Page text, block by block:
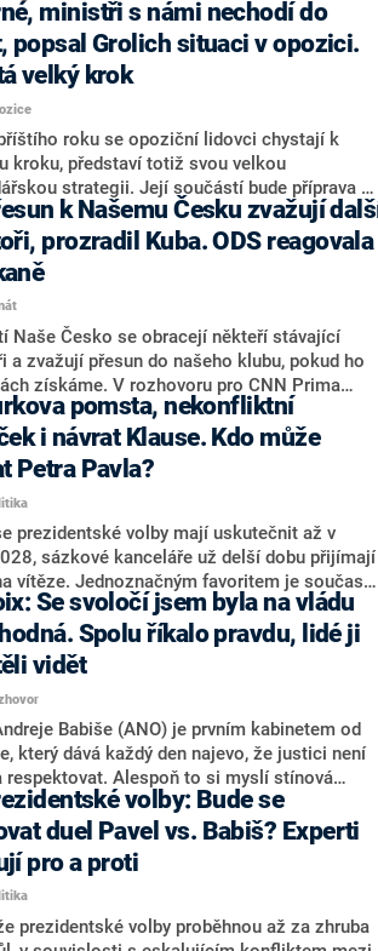
nový systém a my ho představíme,řekl
Jihočeského kraje a předseda hnutí Naše
Kuba v rozhovoru pro CNN Prima NEWS.
pak podle něj nemůže být člověk, který by
zájmů omezoval čerpání financí a rozvoj,
u Andreje Babiše ale hodnotit nechtěl.
ministři s námi nechodí do
popsal Grolich situaci v opozici.
velký krok
roku se opoziční lidovci chystají k
kroku, představí totiž svou velkou
strategii. Její součástí bude příprava na
populace, řekl ve středu na setkání s novináři
lidovců Jan Grolich. Ten zároveň v
volbách kandiduje ve Vyškově. Popsal i
o níž vládní strany nebo političtí
mluví jako o slabé a v defenzivě. „Je to
práce upozorňovat na chyby vlády. Ministři s
nechodí do debat. Chceme ale ukazovat
odpověděl Grolich na dotaz CNN Prima
prozradil Kuba. ODS reagovala
Naše Česko se obracejí někteří stávající
a zvažují přesun do našeho klubu, pokud ho
získáme. V rozhovoru pro CNN Prima
to řekl zakladatel hnutí a jihočeský hejtman
Konkrétní nebyl, ale získat by takto mohl
senátora Zdeňka Hrabu, který je dnes
klubu ODS a TOP 09. Hraba to na dotaz
nevyloučil. Předseda klubu senátorů ODS
Nytra redakci řekl, že počítá s odchodem
senátorů z klubu a že Naše Česko není
ale soupeř.
i návrat Klause. Kdo může
Petra Pavla?
prezidentské volby mají uskutečnit až v
sázkové kanceláře už delší dobu přijímají
vítěze. Jednoznačným favoritem je současná
Petr Pavel. Daleko za ním pak bookmakeři
výrazné politiky ANO, tedy premiéra
Babiše a ministra průmyslu Karla Havlíčka.
tipem samotných sázkařů je poslanec za
Filip Turek. Politolog Jan Kubáček nicméně
kandidatuře kohokoliv ze zmíněné trojice
Podle něj současná koalice dosud
která by Pavlovi mohla konkurovat.
Se svoločí jsem byla na vládu
Spolu říkalo pravdu, lidé ji
vidět
Babiše (ANO) je prvním kabinetem od
který dává každý den najevo, že justici není
respektovat. Alespoň to si myslí stínová
spravedlnosti ODS Eva Decroix. V
pro CNN Prima NEWS si nebrala servítky
politického výkonu svého nástupce Jeronýma
ANO) či vládní zmocněnkyně pro lidská
Malé (ANO). Označením „svoloč“ na
prý byla ještě hodná. Decroix se také
duel Pavel vs. Babiš? Experti
pro a proti
prezidentské volby proběhnou až za zhruba